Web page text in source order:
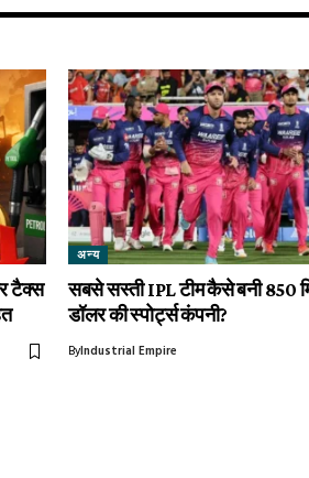
टैक्स
अन्य
सबसे सस्ती IPL टीम कैसे बनी 850
डॉलर की स्पोर्ट्स कंपनी?
ByIndustrial Empire